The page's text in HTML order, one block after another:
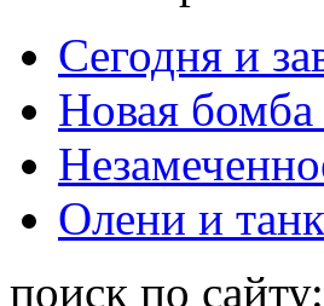
Сегодня и
Новая
Олени и
поиск по сайту: